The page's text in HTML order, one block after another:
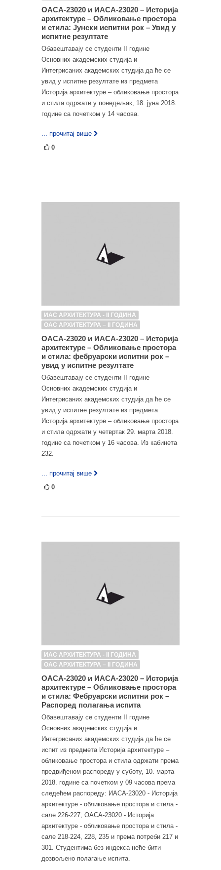
ОАСА-23020 и ИАСА-23020 – Историја
архитектуре – Обликовање простора
и стила: Јунски испитни рок – Увид у
испитне резултате
Обавештавају се студенти II године
Основних академских студија и
Интегрисаних академских студија да ће се
увид у испитне резултате из предмета
Историја архитектуре – обликовање простора
и стила одржати у понедељак, 18. јуна 2018.
године са почетком у 14 часова.
... прочитај више
0
ИАС АРХИТЕКТУРА - II ГОДИНА
ОАС АРХИТЕКТУРА – II ГОДИНА
ОАСА-23020 и ИАСА-23020 – Историја
архитектуре – Обликовање простора
и стила: фебруарски испитни рок –
увид у испитне резултате
Обавештавају се студенти II године
Основних академских студија и
Интегрисаних академских студија да ће се
увид у испитне резултате из предмета
Историја архитектуре – обликовање простора
и стила одржати у четвртак 29. марта 2018.
године са почетком у 16 часова. Из кабинета
232.
... прочитај више
0
ИАС АРХИТЕКТУРА - II ГОДИНА
ОАС АРХИТЕКТУРА – II ГОДИНА
ОАСА-23020 и ИАСА-23020 – Историја
архитектуре – Обликовање простора
и стила: Фебруарски испитни рок –
Распоред полагања испита
Обавештавају се студенти II године
Основних академских студија и
Интегрисаних академских студија да ће се
испит из предмета Историја архитектуре –
обликовање простора и стила одржати према
предвиђеном распореду у суботу, 10. марта
2018. године са почетком у 09 часова према
следећем распореду: ИАСА-23020 - Историја
архитектуре - обликовање простора и стила -
сале 226-227; ОАСА-23020 - Историја
архитектуре - обликовање простора и стила -
сале 218-224, 228, 235 и према потреби 217 и
301. Студентима без индекса неће бити
дозвољено полагање испита.